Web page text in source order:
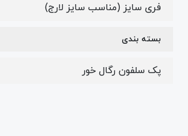
فری سایز (مناسب سایز لارج)
بسته بندی
پک سلفون رگال خور